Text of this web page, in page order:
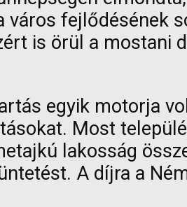
város fejlődésének
is örül a mostani
egyik motorja
Most
lakosság
A díjra a